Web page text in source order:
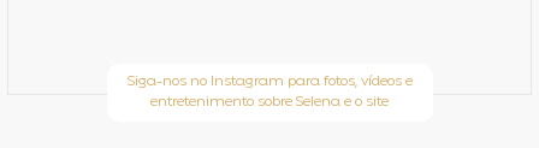
Siga-nos no Instagram para fotos, vídeos e
entretenimento sobre Selena e o site